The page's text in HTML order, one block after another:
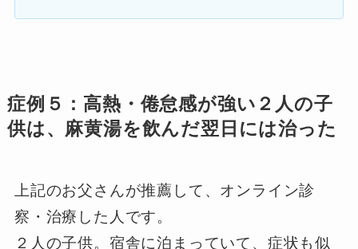
症例５：高熱・倦怠感が強い２人の子
供は、麻黄湯を飲んだ翌日には治った
上記のお父さんが推薦して、オンライン診
察・治療した人です。
２人の子供。宿舎に泊まっていて、症状も似